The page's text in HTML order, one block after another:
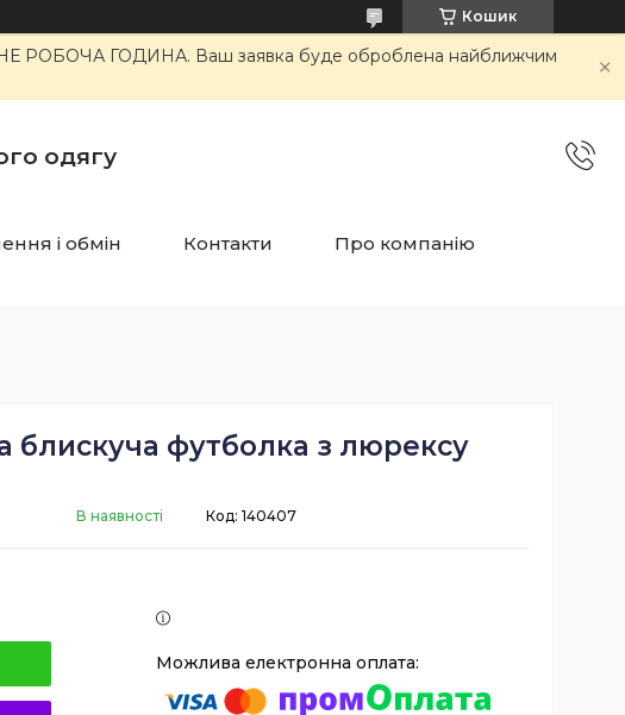
Кошик
НЕ РОБОЧА ГОДИНА. Ваш заявка буде оброблена найближчим
одягу
і обмін Контакти Про компанію
блискуча футболка з люрексу
В наявності Код: 140407